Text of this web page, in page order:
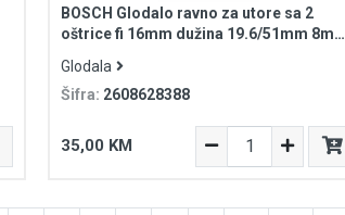
BOSCH Glodalo ravno za utore sa 2
oštrice fi 16mm dužina 19.6/51mm 8mm
Glodala
Šifra: 2608628388
35,00 KM